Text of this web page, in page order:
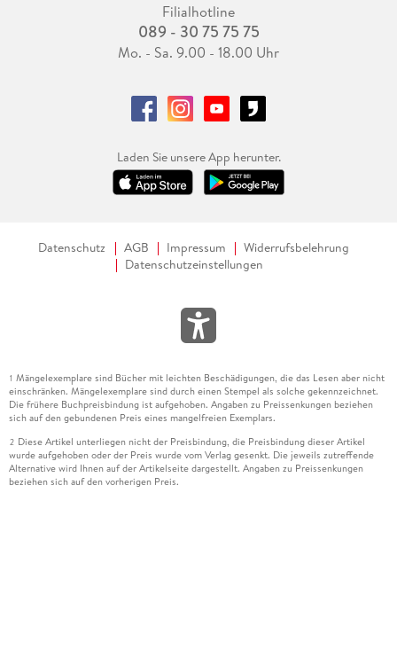
Filialhotline
089 - 30 75 75 75
Mo. - Sa. 9.00 - 18.00 Uhr
Laden Sie unsere App herunter.
Datenschutz AGB Impressum
Widerrufsbelehrung
Datenschutzeinstellungen
1 Mängelexemplare sind Bücher mit leichten Beschädigungen, die das Lesen aber nicht
einschränken. Mängelexemplare sind durch einen Stempel als solche gekennzeichnet.
Die frühere Buchpreisbindung ist aufgehoben. Angaben zu Preissenkungen beziehen
sich auf den gebundenen Preis eines mangelfreien Exemplars.
2 Diese Artikel unterliegen nicht der Preisbindung, die Preisbindung dieser Artikel
wurde aufgehoben oder der Preis wurde vom Verlag gesenkt. Die jeweils zutreffende
Alternative wird Ihnen auf der Artikelseite dargestellt. Angaben zu Preissenkungen
beziehen sich auf den vorherigen Preis.